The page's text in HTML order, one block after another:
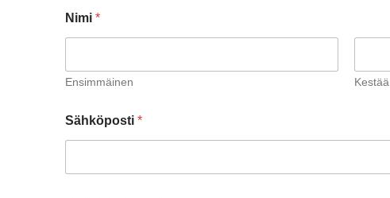
Nimi *
Ensimmäinen Kestää
Sähköposti *